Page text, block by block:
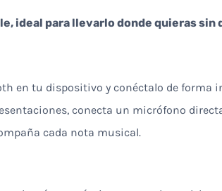
, ideal para llevarlo donde quieras
en tu dispositivo y conéctalo de forma
conecta un micrófono
cada nota musical.